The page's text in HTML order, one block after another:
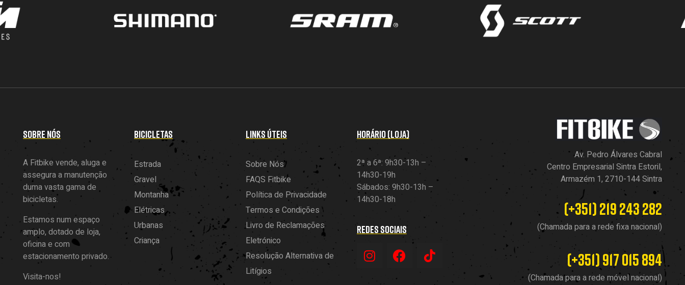
SOBRE NÓS
A Fitbike vende, aluga e
assegura a manutenção
duma vasta gama de
bicicletas.
Estamos num espaço
amplo, dotado de loja,
oficina e com
estacionamento privado.
Visita-nos!
BICICLETAS
Estrada
Gravel
Montanha
Elétricas
Urbanas
Criança
LINKS ÚTEIS
Sobre Nós
FAQS Fitbike
Política de Privacidade
Termos e Condições
Livro de Reclamações
Eletrónico
Resolução Alternativa de
Litígios
HORÁRIO (LOJA)
2ª a 6ª: 9h30-13h –
14h30-19h
Sábados: 9h30-13h –
14h30-18h
REDES SOCIAIS
Av. Pedro Álvares Cabral
Centro Empresarial Sintra Estoril,
Armazém 1, 2710-144 Sintra
(+351) 219 243 282
(Chamada para a rede fixa nacional)
(+351) 917 015 894
(Chamada para a rede móvel nacional)